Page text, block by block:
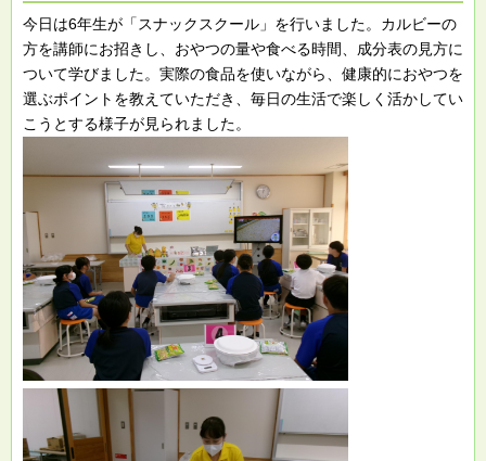
今日は6年生が「スナックスクール」を行いました。カルビーの
方を講師にお招きし、おやつの量や食べる時間、成分表の見方に
ついて学びました。実際の食品を使いながら、健康的におやつを
選ぶポイントを教えていただき、毎日の生活で楽しく活かしてい
こうとする様子が見られました。